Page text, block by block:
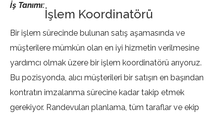
İşlem Koordinatörü
İş Tanımı:
Bir işlem sürecinde bulunan satış aşamasında ve
müşterilere mümkün olan en iyi hizmetin verilmesine
yardımcı olmak üzere bir işlem koordinatörü arıyoruz.
Bu pozisyonda, alıcı müşterileri bir satışın en başından
kontratın imzalanma sürecine kadar takip etmek
gerekiyor. Randevuları planlama, tüm taraflar ve ekip